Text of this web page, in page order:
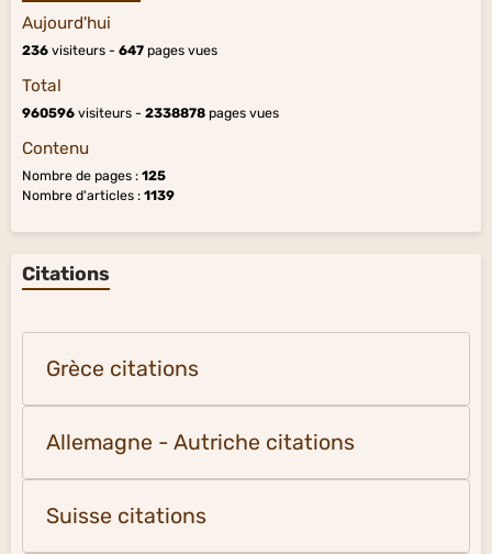
Aujourd'hui
236 visiteurs - 647 pages vues
Total
960596 visiteurs - 2338878 pages vues
Contenu
Nombre de pages : 125
Nombre d'articles : 1139
Citations
Grèce citations
Allemagne - Autriche citations
Suisse citations